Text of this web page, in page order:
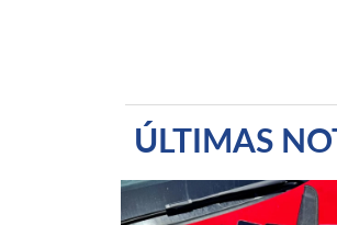
ÚLTIMAS